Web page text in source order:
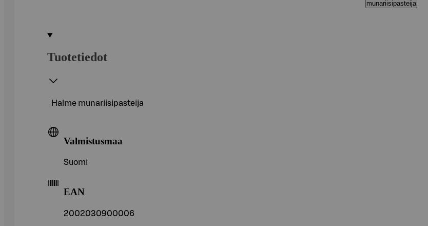
munariisipasteija
Tuotetiedot
Halme munariisipasteija
Valmistusmaa
Suomi
EAN
2002030900006